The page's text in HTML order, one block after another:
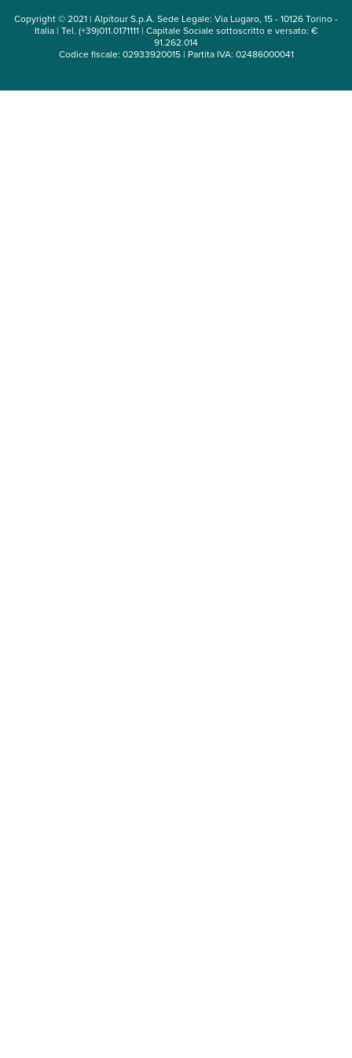
Copyright © 2021 | Alpitour S.p.A. Sede Legale: Via Lugaro, 15 - 10126 Torino -
Italia | Tel. (+39)011.0171111 | Capitale Sociale sottoscritto e versato: €
91.262.014
Codice fiscale: 02933920015 | Partita IVA: 02486000041